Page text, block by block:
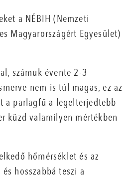
a NÉBIH (Nemzeti
Magyarországért Egyesület)
számuk évente 2-3
nem is túl magas, ez az
a parlagfű a legelterjedtebb
küzd valamilyen mértékben
hőmérséklet és az
hosszabbá teszi a